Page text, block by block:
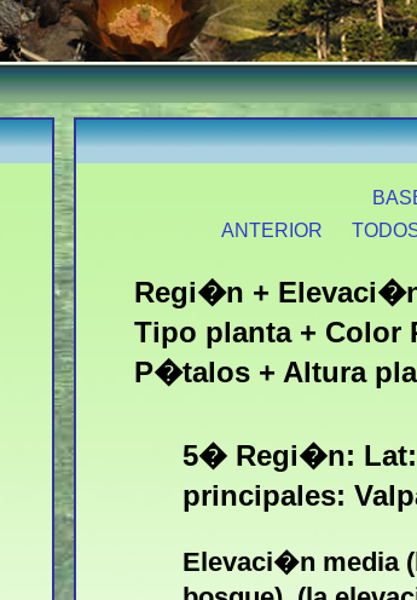
ANTERIOR
Regi�n +
Tipo planta +
P�talos + Altura
5� Regi�n:
principales:
Elevaci�n media